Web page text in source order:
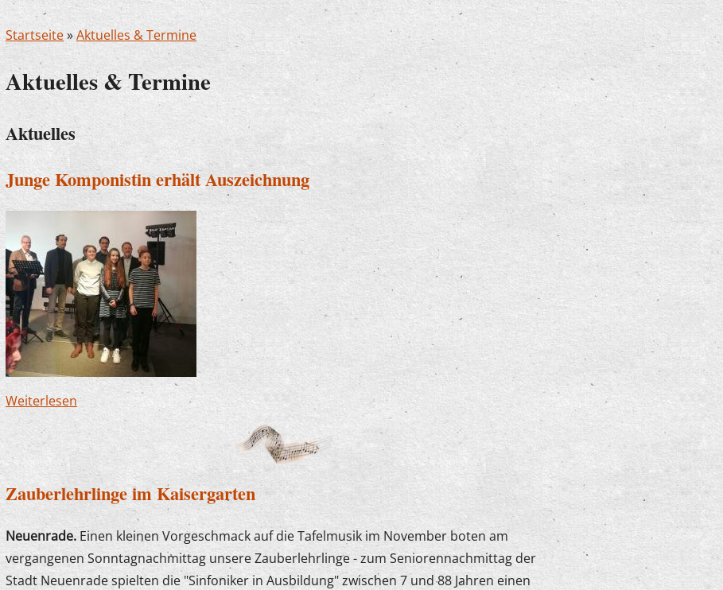
Startseite»Aktuelles & Termine
Aktuelles & Termine
Aktuelles
Junge Komponistin erhält Auszeichnung
Weiterlesen über Junge Komponistin erhält Auszeichnung
Zauberlehrlinge im Kaisergarten
Neuenrade.Einen kleinen Vorgeschmack auf die Tafelmusik im November boten am
vergangenen Sonntagnachmittag unsere Zauberlehrlinge - zum Seniorennachmittag der
Stadt Neuenrade spielten die "Sinfoniker in Ausbildung" zwischen 7 und 88 Jahren einen